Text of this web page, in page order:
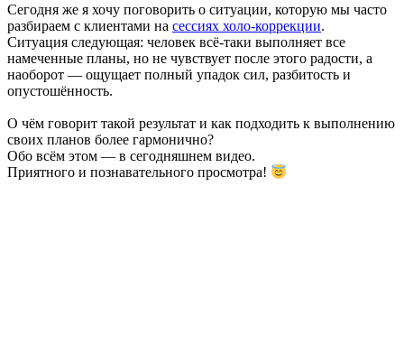
Сегодня же я хочу поговорить о ситуации, которую мы часто
разбираем с клиентами на сессиях холо-коррекции.
Ситуация следующая: человек всё-таки выполняет все
намеченные планы, но не чувствует после этого радости, а
наоборот — ощущает полный упадок сил, разбитость и
опустошённость.
О чём говорит такой результат и как подходить к выполнению
своих планов более гармонично?
Обо всём этом — в сегодняшнем видео.
Приятного и познавательного просмотра!